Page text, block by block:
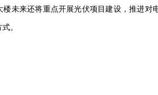
楼未来还将重点开展光伏项目建设，推进对
。